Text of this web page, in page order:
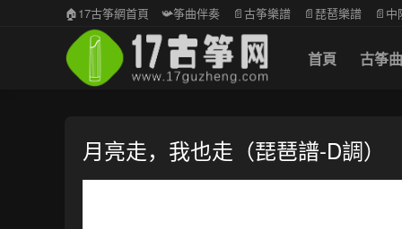
首頁 古筝
🏠17古筝網首頁 📯筝曲伴奏 📄古筝樂譜 📄琵琶樂譜 📄
月亮走，我也走（琵琶譜-D調）